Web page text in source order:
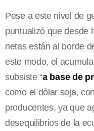
Pese a este nivel de
puntualizó que desde
netas están al borde
este modo, el
subsiste “a base de
como el dólar soja,
producentes, ya que
desequilibrios de la